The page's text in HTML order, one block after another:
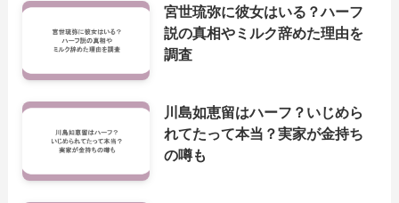
宮世琉弥に彼女はいる？ハーフ
説の真相やミルク辞めた理由を
調査
川島如恵留はハーフ？いじめら
れてたって本当？実家が金持ち
の噂も